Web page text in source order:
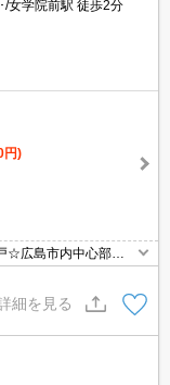
/女学院前駅 徒歩2分
円)
広島市内中心部の
スーパーやコンビニ
あり☆彡
細を見る